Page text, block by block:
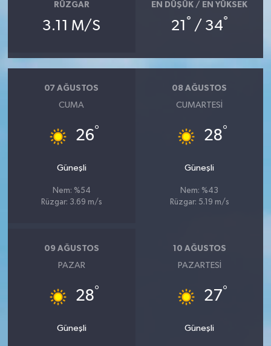
RÜZGAR
3.11 M/S
EN DÜŞÜK / EN YÜKSEK
21 ° / 34°
07 AĞUSTOS
CUMA
26°
Güneşli
Nem: %54
Rüzgar: 3.69 m/s
08 AĞUSTOS
CUMARTESI
28°
Güneşli
Nem: %43
Rüzgar: 5.19 m/s
09 AĞUSTOS
PAZAR
28°
Güneşli
10 AĞUSTOS
PAZARTESI
27°
Güneşli